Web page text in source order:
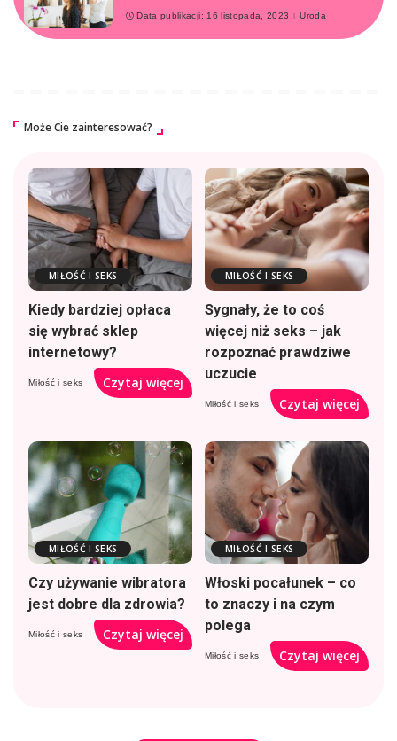
Data publikacji: 16 listopada, 2023 Uroda
Może Cie zainteresować?
MIŁOŚĆ I SEKS
Kiedy bardziej opłaca
się wybrać sklep
internetowy?
Miłość i seks Czytaj więcej
MIŁOŚĆ I SEKS
Sygnały, że to coś
więcej niż seks – jak
rozpoznać prawdziwe
uczucie
Miłość i seks Czytaj więcej
MIŁOŚĆ I SEKS
Czy używanie wibratora
jest dobre dla zdrowia?
Miłość i seks Czytaj więcej
MIŁOŚĆ I SEKS
Włoski pocałunek – co
to znaczy i na czym
polega
Miłość i seks Czytaj więcej